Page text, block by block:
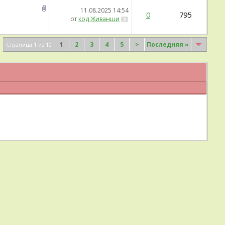
11.08.2025 14:54
от код Живанши 0 795
Страница 1 из 10 1 2 3 4 5 > Последняя »